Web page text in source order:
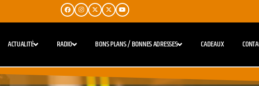
ACTUALITÉ RADIO BONS PLANS / BONNES ADRESSES CADEAUX